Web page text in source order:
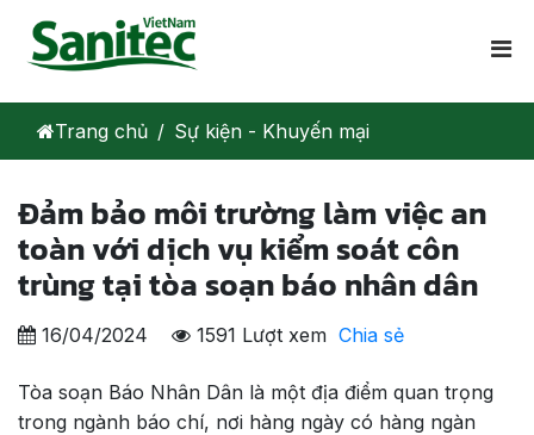
Trang chủ Sự kiện - Khuyến mại
Đảm bảo môi trường làm việc an
toàn với dịch vụ kiểm soát côn
trùng tại tòa soạn báo nhân dân
16/04/2024 1591 Lượt xem Chia sẻ
Tòa soạn Báo Nhân Dân là một địa điểm quan trọng
trong ngành báo chí, nơi hàng ngày có hàng ngàn